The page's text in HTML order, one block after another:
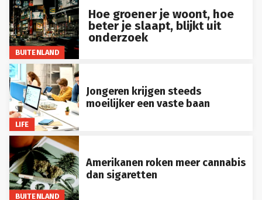
BUITENLAND
Hoe groener je woont, hoe
beter je slaapt, blijkt uit
onderzoek
LIFE
Jongeren krijgen steeds
moeilijker een vaste baan
BUITENLAND
Amerikanen roken meer cannabis
dan sigaretten